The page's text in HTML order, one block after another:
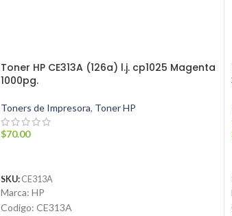
Toner HP CE313A (126a) l.j. cp1025 Magenta
1000pg.
Toners de Impresora, Toner HP
$70.00
SKU: CE313A
Marca: HP
Codigo: CE313A